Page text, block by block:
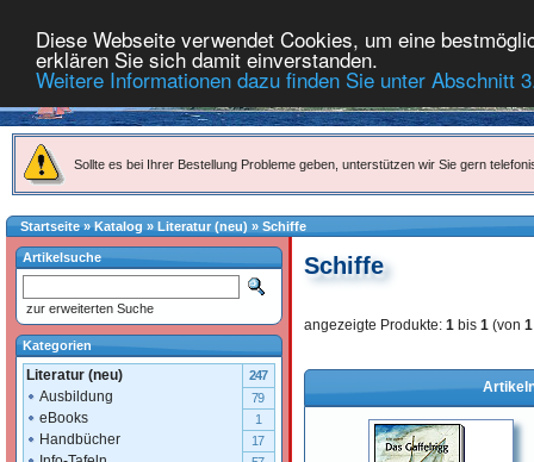
Diese Webseite verwendet Cookies, um eine
erklären Sie sich damit einverstanden.
Weitere Informationen dazu finden Sie unter Abschnitt
Sollte es bei Ihrer Bestellung Probleme geben, unterstützen wir Sie gern
Startseite»Katalog » Literatur (neu) » Schiffe
Schiffe
angezeigte Produkte: 1 bis 1 (von 1
Artikelsuche
zur erweiterten Suche
Kategorien
Literatur (neu) 247
Ausbildung 79
eBooks 1
Handbücher 17